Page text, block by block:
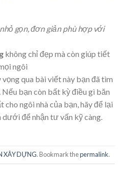
gọn, đơn giản phù hợp với
không chỉ đẹp mà còn giúp tiết
ngôi
vọng qua bài viết này bạn đã tìm
Nếu bạn còn bất kỳ điều gì băn
ngôi nhà của bạn, hãy để lại
để nhận tư vấn kỹ càng.
XÂY DỰNG. Bookmark thepermalink.